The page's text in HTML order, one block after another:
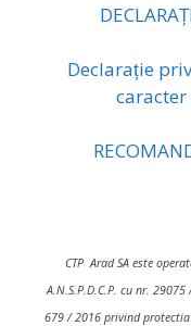
Declarație
CTP Arad SA este
A.N.S.P.D.C.P. cu nr.
679 / 2016 privind protectia